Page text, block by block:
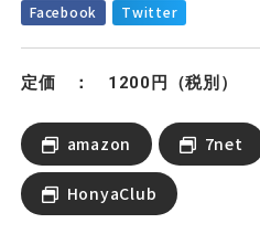
Facebook Twitter
定価 ： 1200円（税別）
amazon 7net
HonyaClub